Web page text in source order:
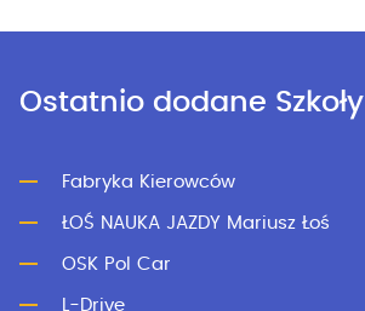
Ostatnio dodane Szkoły
Fabryka Kierowców
ŁOŚ NAUKA JAZDY Mariusz Łoś
OSK Pol Car
L-Drive